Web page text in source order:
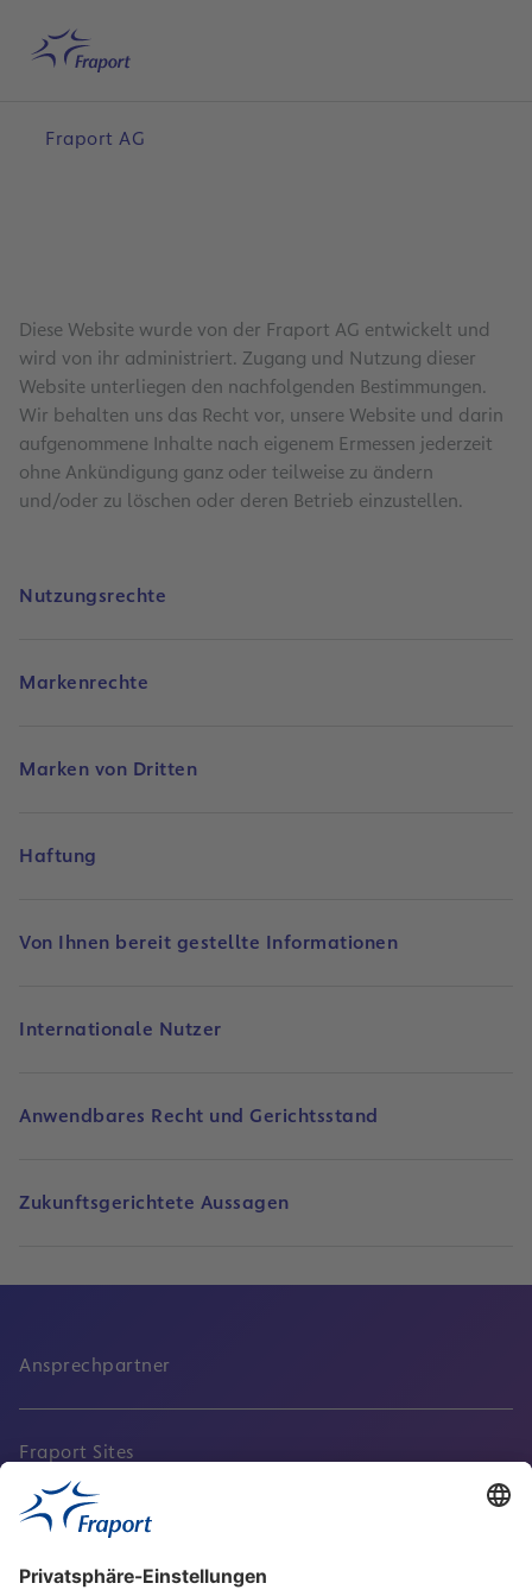
Startseite
Fraport AG
Diese Website wurde von der Fraport AG entwickelt und
wird von ihr administriert. Zugang und Nutzung dieser
Website unterliegen den nachfolgenden Bestimmungen.
Wir behalten uns das Recht vor, unsere Website und darin
aufgenommene Inhalte nach eigenem Ermessen jederzeit
ohne Ankündigung ganz oder teilweise zu ändern
und/oder zu löschen oder deren Betrieb einzustellen.
Nutzungsrechte
Markenrechte
Marken von Dritten
Haftung
Von Ihnen bereit gestellte Informationen
Internationale Nutzer
Anwendbares Recht und Gerichtsstand
Zukunftsgerichtete Aussagen
Ansprechpartner
Fraport Sites
Aktuell